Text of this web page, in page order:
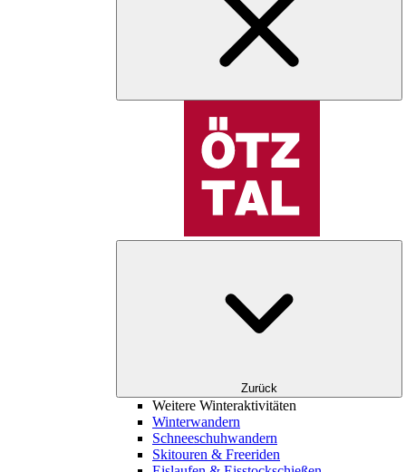
Zurück
Weitere Winteraktivitäten
Winterwandern
Schneeschuhwandern
Skitouren & Freeriden